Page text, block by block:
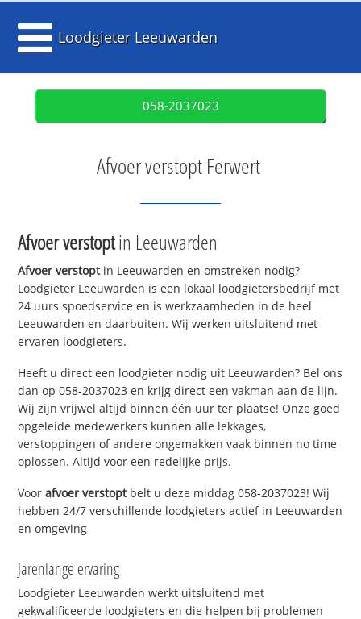
Loodgieter Leeuwarden
058-2037023
Afvoer verstopt Ferwert
Afvoer verstoptin Leeuwarden
Afvoer verstoptin Leeuwarden en omstreken nodig?
Loodgieter Leeuwarden is een lokaal loodgietersbedrijf met
24 uurs spoedservice en is werkzaamheden in de heel
Leeuwarden en daarbuiten. Wij werken uitsluitend met
ervaren loodgieters.
Heeft u direct een loodgieter nodig uit Leeuwarden? Bel ons
dan op 058-2037023 en krijg direct een vakman aan de lijn.
Wij zijn vrijwel altijd binnen één uur ter plaatse! Onze goed
opgeleide medewerkers kunnen alle lekkages,
verstoppingen of andere ongemakken vaak binnen no time
oplossen. Altijd voor een redelijke prijs.
Voorafvoer verstoptbelt u deze middag 058-2037023! Wij
hebben 24/7 verschillende loodgieters actief in Leeuwarden
en omgeving
Jarenlange ervaring
Loodgieter Leeuwarden werkt uitsluitend met
gekwalificeerde loodgieters en die helpen bij problemen